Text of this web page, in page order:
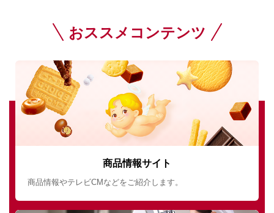
おススメコンテンツ
商品情報サイト
商品情報やテレビCMなどをご紹介します。